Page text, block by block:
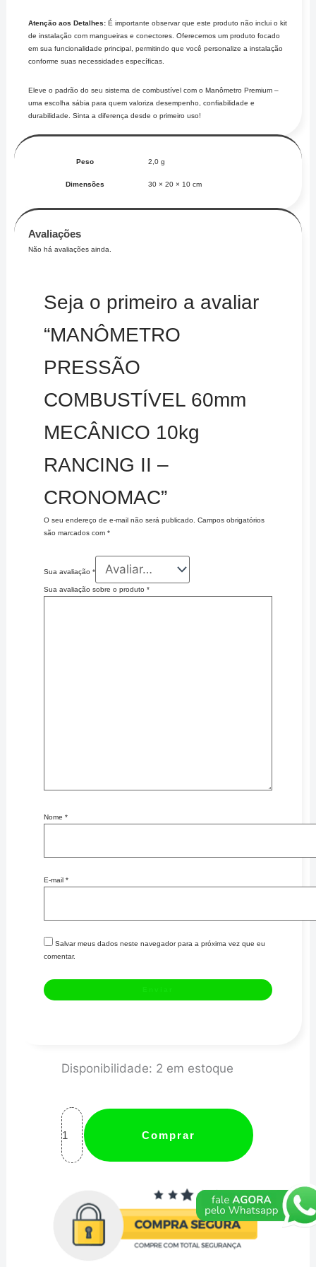
Atenção aos Detalhes: É importante observar que este produto não inclui o kit
de instalação com mangueiras e conectores. Oferecemos um produto focado
em sua funcionalidade principal, permitindo que você personalize a instalação
conforme suas necessidades específicas.
Eleve o padrão do seu sistema de combustível com o Manômetro Premium –
uma escolha sábia para quem valoriza desempenho, confiabilidade e
durabilidade. Sinta a diferença desde o primeiro uso!
Peso 2,0 g
Dimensões 30 × 20 × 10 cm
Avaliações
Não há avaliações ainda.
Seja o primeiro a avaliar
“MANÔMETRO
PRESSÃO
COMBUSTÍVEL 60mm
MECÂNICO 10kg
RANCING II –
CRONOMAC”
O seu endereço de e-mail não será publicado.
Campos obrigatórios
são marcados com *
Sua avaliação *
Sua avaliação sobre o produto *
Nome *
E-mail *
Salvar meus dados neste navegador para a próxima vez que eu
comentar.
Disponibilidade: 2 em estoque
PRESSÃO
60mm
MECÂNICO
10kg
Comprar